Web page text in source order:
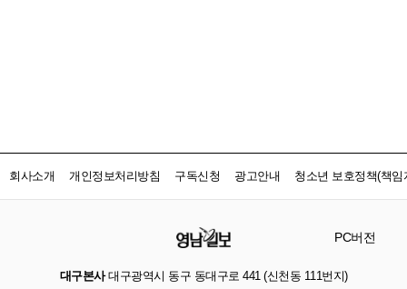
회사소개 개인정보처리방침 구독신청 광고안내 청소년 보호정책(책임
PC버전
대구본사대구광역시 동구 동대구로 441 (신천동 111번지)